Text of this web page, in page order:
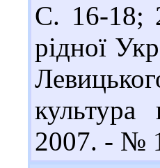
С. 16-18;
рідної
2007. - №